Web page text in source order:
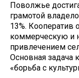
Поволжье
грамотой
13%. Кооператив
коммерческую и
привлечением
Основная задача
«борьба с